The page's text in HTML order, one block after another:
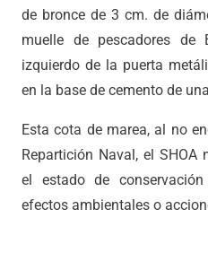
de bronce de 3 cm. de
muelle de pescadores de
izquierdo de la puerta
en la base de cemento de
Esta cota de marea, al no
Repartición Naval, el SHOA
el estado de
efectos ambientales o